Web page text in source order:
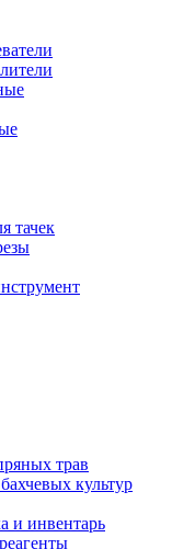
тачек
трав
культур
и инвентарь